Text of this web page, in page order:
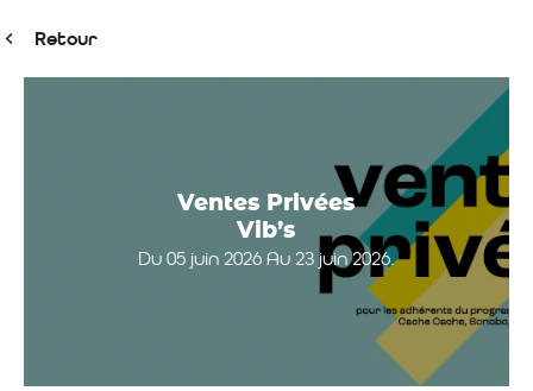
Retour
Ventes Privées
Vib’s
Du 05 juin 2026 Au 23 juin 2026.